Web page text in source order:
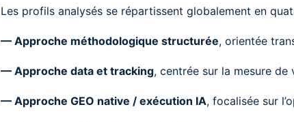
Les profils analysés se répartissent globalement en
— Approche méthodologique structurée, orientée
— Approche data et tracking, centrée sur la mesure
— Approche GEO native / exécution IA, focalisée sur